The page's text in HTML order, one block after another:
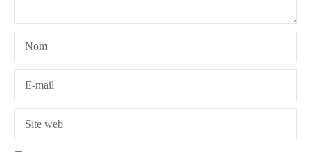
t
Nom
E-mail
Site web